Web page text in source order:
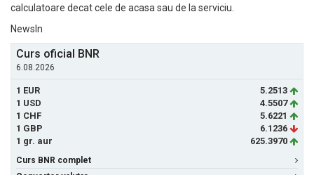
calculatoare decat cele de acasa sau de la serviciu.
NewsIn
Curs oficial BNR
6.08.2026
1 EUR
5.2513
1 USD
4.5507
1 CHF
5.6221
1 GBP
6.1236
1 gr. aur
625.3970
Curs BNR complet